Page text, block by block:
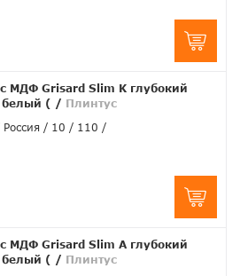
МДФ Grisard Slim K глубокий
белый ( / Плинтус
Россия 10 110
МДФ Grisard Slim A глубокий
белый ( / Плинтус